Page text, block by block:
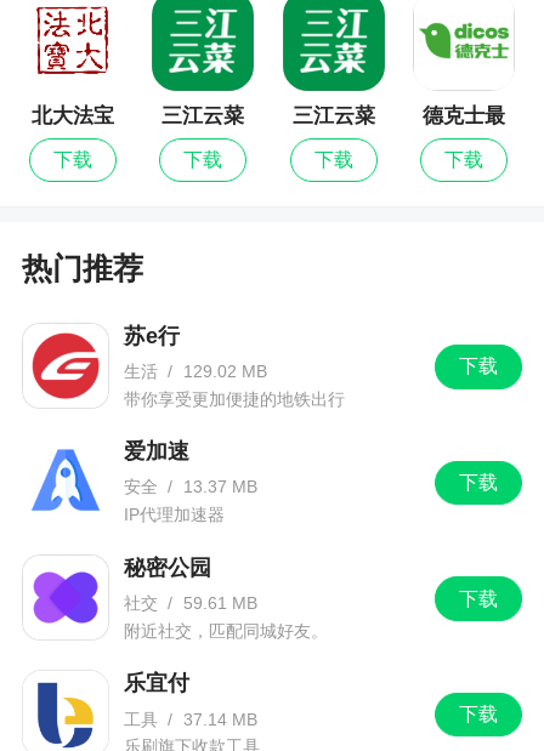
照片上选择要去掉水印的部分；
然后点击下面的【去水印】功能，这样的话图
片上面的水印就已经成功去掉了，然后就点击右上
角的保存按键才可以！
【怎么修改时间】
片，比如说距离高考还有106天；
间水印；
3、根据弹出窗口中的提示，将水印上的文字内
4、如果我们想要修改水印上的时间，就点击上
面的时间。
5、在弹出窗口中按照下图箭头所指的格式输入
更改后的时间，然后再点击“√”。
1、自由的选择各种精彩的自拍神器，关注更加
北大法宝
下载
三江云菜
下载
三江云菜
最新版
下载
德克士最
新版
下载
热门推荐
下载
苏e行
生活 /
129.02 MB
带你享受更加便捷的地铁出行
下载
爱加速
安全 /
13.37 MB
IP代理加速器
下载
秘密公园
社交 /
59.61 MB
附近社交，匹配同城好友。
下载
乐宜付
工具 / 37.14 MB
乐刷旗下收款工具